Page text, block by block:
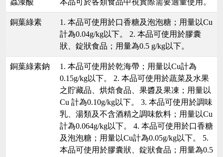
蟲漆酸 本品可於各類食品中視實際需要適量使用。
銅葉綠素
1. 本品可使用於口香糖及泡泡糖；用量以Cu
計為0.04g/kg以下。 2. 本品可使用於膠囊
狀、錠狀食品；用量為0.5 g/kg以下。
銅葉綠素鈉
1. 本品可使用於乾海帶；用量以Cu計為
0.15g/kg以下。 2. 本品可使用於蔬菜及水果
之貯藏品、烘焙食品、果醬及果凍；用量以
Cu 計為0.10g/kg以下。 3. 本品可使用於調味
乳、湯類及不含酒精之調味飲料；用量以Cu
計為0.064g/kg以下。 4. 本品可使用於口香糖
及泡泡糖；用量以Cu計為0.05g/kg以下。 5.
本品可使用於膠囊狀、錠狀食品；用量為0.5